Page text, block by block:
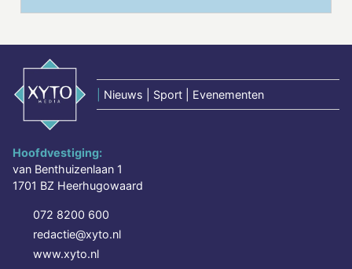
Nieuws | Sport | Evenementen
Hoofdvestiging:
van Benthuizenlaan 1
1701 BZ Heerhugowaard
072 8200 600
redactie@xyto.nl
www.xyto.nl